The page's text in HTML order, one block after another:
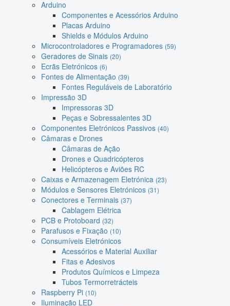
Arduino
Componentes e Acessórios Arduino
Placas Arduino
Shields e Módulos Arduino
Microcontroladores e Programadores (59)
Geradores de Sinais (20)
Ecrãs Eletrónicos (6)
Fontes de Alimentação (39)
Fontes Reguláveis de Laboratório
Impressão 3D
Impressoras 3D
Peças e Sobressalentes 3D
Componentes Eletrónicos Passivos (40)
Câmaras e Drones
Câmaras de Ação
Drones e Quadricópteros
Helicópteros e Aviões RC
Caixas e Armazenagem Eletrónica (23)
Módulos e Sensores Eletrónicos (31)
Conectores e Terminais (37)
Cablagem Elétrica
PCB e Protoboard (32)
Parafusos e Fixação (10)
Consumíveis Eletrónicos
Acessórios e Material Auxiliar
Fitas e Adesivos
Produtos Químicos e Limpeza
Tubos Termorretrácteis
Raspberry Pi (10)
Iluminação LED